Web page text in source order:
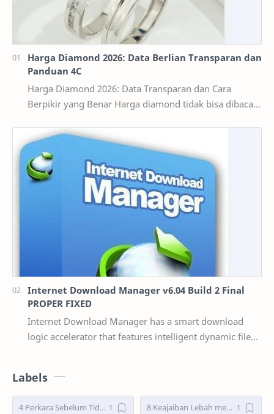
Harga Diamond 2026: Data Berlian Transparan dan
Panduan 4C
Harga Diamond 2026: Data Transparan dan Cara
Berpikir yang Benar Harga diamond tidak bisa dibaca
Internet Download Manager v6.04 Build 2 Final
PROPER FIXED
Internet Download Manager has a smart download
logic accelerator that features intelligent dynamic file
Labels
4 Perkara Sebelum Tidur 8 Keajaiban Lebah menurut Al-Qur’an part 2